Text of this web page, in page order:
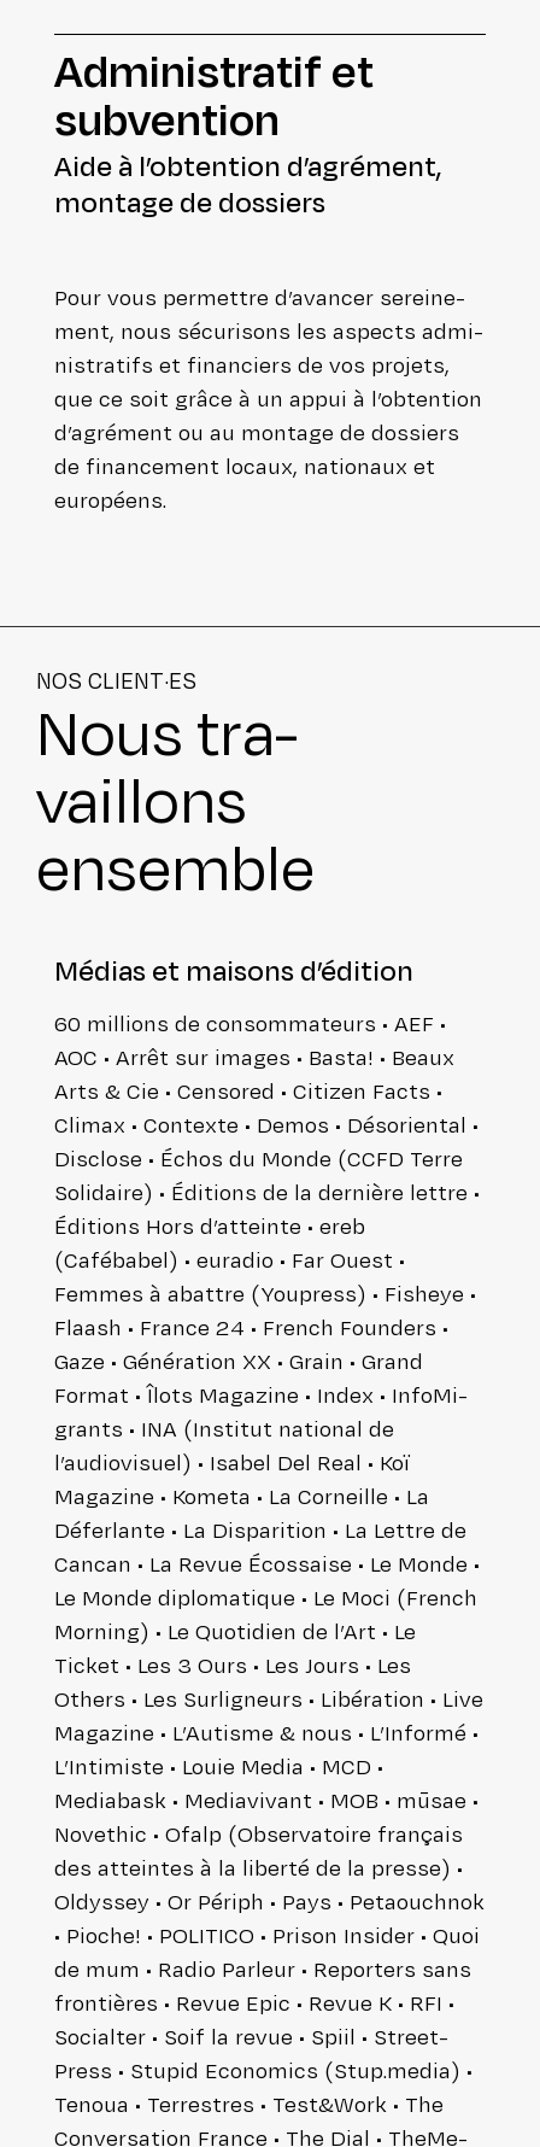
Admi­nis­tra­tif et
subvention
Aide à l’ob­ten­tion d’a­gré­ment,
montage de dossiers
Pour vous permettre d’avancer serei­ne­
ment, nous sécu­ri­sons les aspects admi­
nis­tra­tifs et finan­ciers de vos projets,
que ce soit grâce à un appui à l’obtention
d’agrément ou au montage de dossiers
de finan­ce­ment locaux, nationaux et
européens.
NOS CLIENT·ES
Nous tra­
vaillons
ensemble
Médias et maisons d’édition
60 millions de consom­ma­teurs • AEF •
AOC • Arrêt sur images • Basta! • Beaux
Arts & Cie • Censored • Citizen Facts •
Climax • Contexte • Demos • Déso­rien­tal •
Disclose • Échos du Monde (CCFD Terre
Solidaire) • Éditions de la dernière lettre •
Éditions Hors d’atteinte • ereb
(Cafébabel) • euradio • Far Ouest •
Femmes à abattre (Youpress) • Fisheye •
Flaash • France 24 • French Founders •
Gaze • Géné­ra­tion XX • Grain • Grand
Format • Îlots Magazine • Index • Info­Mi­
grants • INA (Institut national de
l’audiovisuel) • Isabel Del Real • Koï
Magazine • Kometa • La Corneille • La
Défer­lante • La Dis­pa­ri­tion • La Lettre de
Cancan • La Revue Écossaise • Le Monde •
Le Monde diplo­ma­tique • Le Moci (French
Morning) • Le Quotidien de l’Art • Le
Ticket • Les 3 Ours • Les Jours • Les
Others • Les Sur­li­gneurs • Libé­ra­tion • Live
Magazine • L’Autisme & nous • L’Informé •
L’In­ti­miste • Louie Media • MCD •
Mediabask • Media­vi­vant • MOB • mūsae •
Novethic • Ofalp (Obser­va­toire français
des atteintes à la liberté de la presse) •
Oldyssey • Or Périph • Pays • Petaouch­nok
• Pioche! • POLITICO • Prison Insider • Quoi
de mum • Radio Parleur • Reporters sans
fron­tières • Revue Epic • Revue K • RFI •
Socialter • Soif la revue • Spiil • Street­
Press • Stupid Economics (Stup.media) •
Tenoua • Ter­restres • Test&Work • The
Conver­sa­tion France • The Dial • The­Me­